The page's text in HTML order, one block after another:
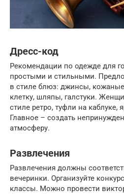
Дресс-код
Рекомендации по одежде для
простыми и стильными.
в стиле блюз: джинсы, кожаные
клетку, шляпы, галстуки.
стиле ретро, туфли на каблуке,
Главное – создать
атмосферу.
Развлечения
Развлечения должны
вечеринки. Организуйте
классы. Можно провести